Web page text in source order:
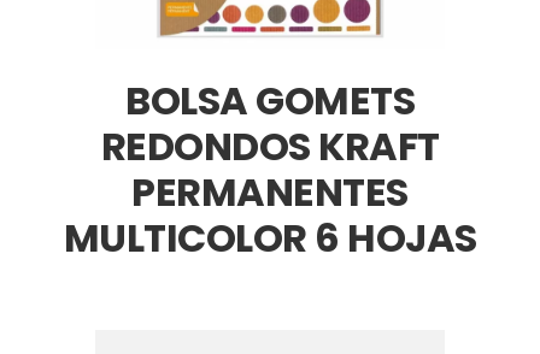
BOLSA GOMETS
REDONDOS KRAFT
PERMANENTES
MULTICOLOR 6 HOJAS